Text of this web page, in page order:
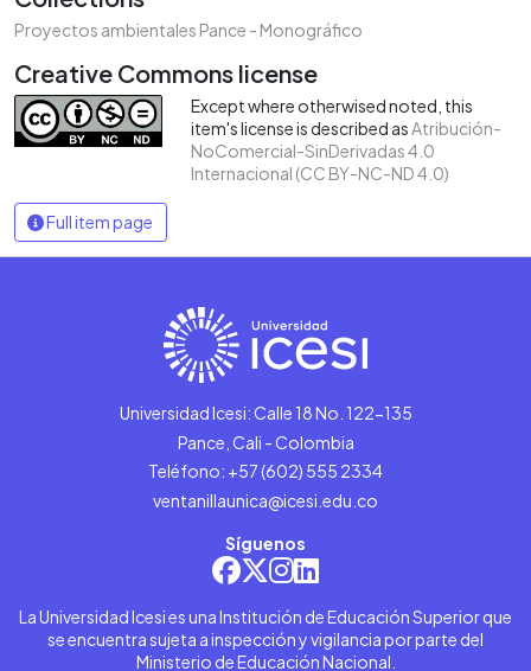
Proyectos ambientales Pance - Monográfico
Creative Commons license
Except where otherwised noted, this
item's license is described asAtribución-
NoComercial-SinDerivadas 4.0
Internacional (CC BY-NC-ND 4.0)
Full item page
Universidad Icesi: Calle 18 No. 122-135
Pance, Cali - Colombia
Teléfono: +57 (602) 555 2334
ventanillaunica@icesi.edu.co
Síguenos
La Universidad Icesi es una Institución de Educación Superior que
se encuentra sujeta a inspección y vigilancia por parte del
Ministerio de Educación Nacional.